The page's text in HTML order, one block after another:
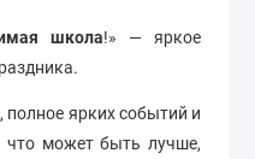
школа!» — яркое
ярких событий и
может быть лучше,